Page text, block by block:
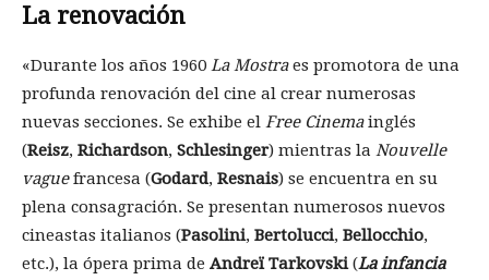
La renovación
«Durante los años 1960 La Mostraes promotora de una
profunda renovación del cine al crear numerosas
nuevas secciones. Se exhibe el Free Cinemainglés
(Reisz, Richardson, Schlesinger) mientras la Nouvelle
vaguefrancesa (Godard, Resnais) se encuentra en su
plena consagración. Se presentan numerosos nuevos
cineastas italianos (Pasolini, Bertolucci, Bellocchio,
etc.), la ópera prima de Andreï Tarkovski(La infancia